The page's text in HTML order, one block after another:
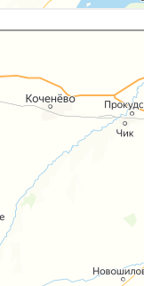
или пешком – Яндекс.Карты